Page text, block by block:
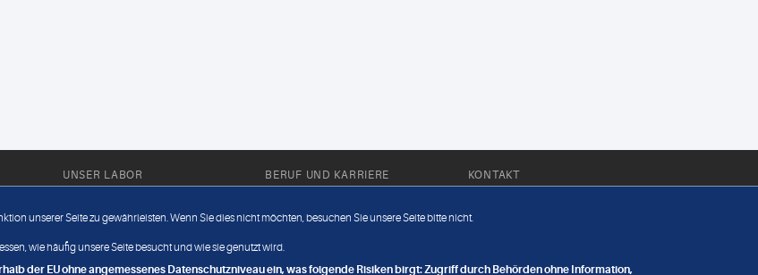
UNSER LABOR
Außendienst
BERUF UND KARRIERE
Jobangebote
KONTAKT
Datenschutz
unserer Seite zu gewährleisten. Wenn Sie dies nicht möchten, besuchen Sie unsere Seite bitte nicht.
wie häufig unsere Seite besucht und wie sie genutzt wird.
der EU ohne angemessenes Datenschutzniveau ein, was folgende Risiken birgt: Zugriff durch Behörden ohne Information,